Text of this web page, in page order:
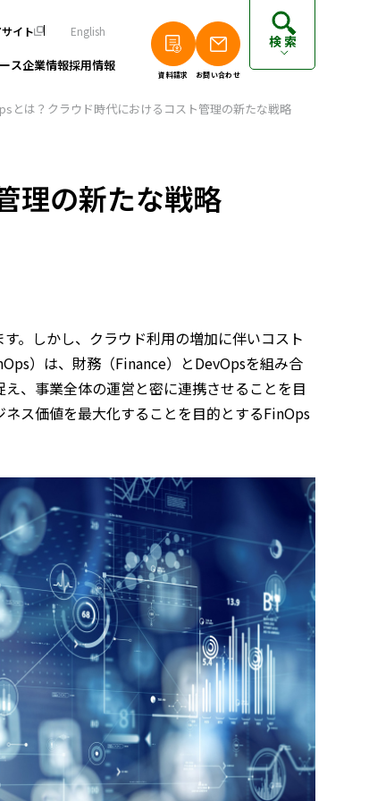
イト English
ス企業情報採用情報
資料請求 お問い合わせ
検索
ランスエンジニアの方はこちら
とは？クラウド時代におけるコスト管理の新たな戦略
理の新たな戦略
。しかし、クラウド利用の増加に伴いコスト
）は、財務（Finance）とDevOpsを組み合
、事業全体の運営と密に連携させることを目
ス価値を最大化することを目的とするFinOps